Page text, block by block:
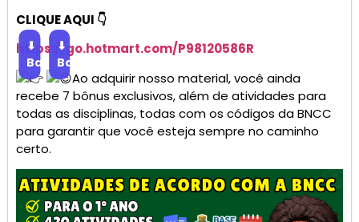
CLIQUE AQUI 👇
https://go.hotmart.com/P98120586R
⬇
Baixar
⬇
Baixar
Ao adquirir nosso material, você ainda
recebe 7 bônus exclusivos, além de atividades para
todas as disciplinas, todas com os códigos da BNCC
para garantir que você esteja sempre no caminho
certo.